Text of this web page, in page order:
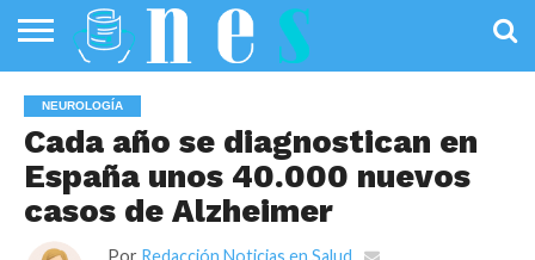
PÚBLICA
SANIDAD
INVESTIGACIÓN
ENTREVISTAS
PROFESIONALES
DE LA SALUD
INFOGRAFÍAS
DE SALUD
OPINIÓN
NEUROLOGÍA
Cada año se diagnostican en
España unos 40.000 nuevos
casos de Alzheimer
Por Redacción Noticias en Salud